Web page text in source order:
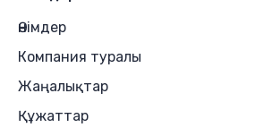
Өнімдер
Компания туралы
Жаңалықтар
Құжаттар